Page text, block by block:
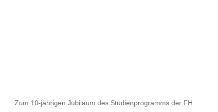
Zum 10-jährigen Jubiläum des Studienprogramms der FH